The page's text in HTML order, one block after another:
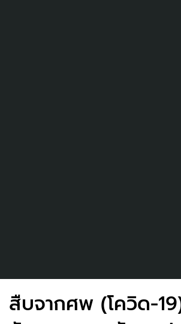
สืบจากศพ (โควิด-